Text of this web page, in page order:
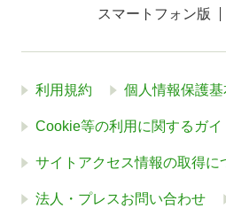
スマートフォン版
利用規約 個人情報保護
Cookie等の利用に関するガイ
サイトアクセス情報の取得に
法人・プレスお問い合わせ